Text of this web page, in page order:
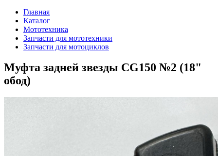
Главная
Каталог
Мототехника
Запчасти для мототехники
Запчасти для мотоциклов
Муфта задней звезды CG150 №2 (18"
обод)